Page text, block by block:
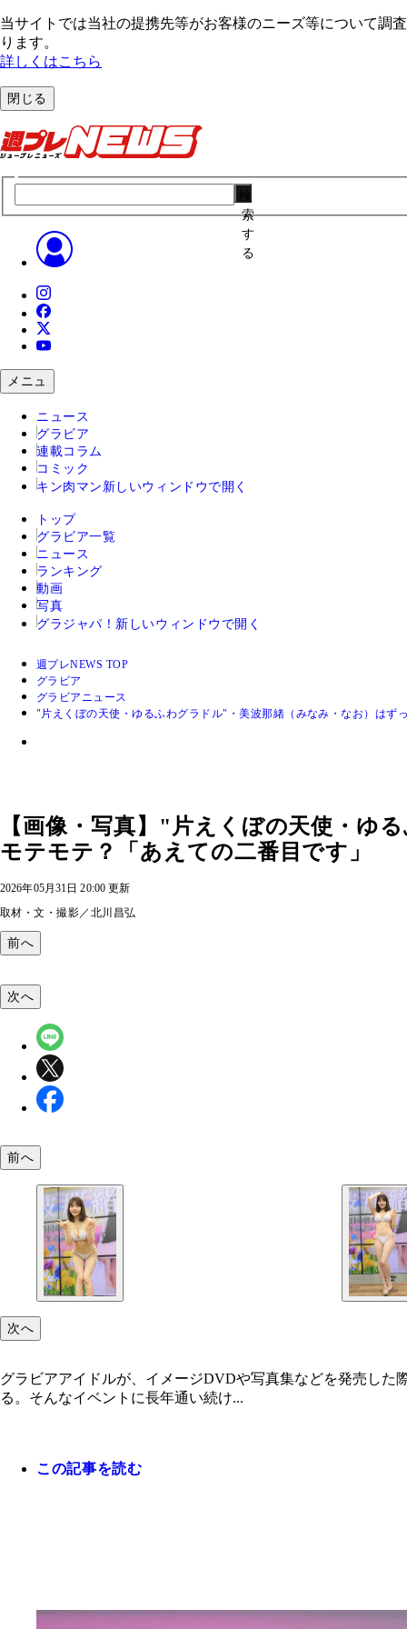
当サイトでは当社の提携先等がお客様のニーズ等について調
ります。
詳しくはこちら
閉じる
索
す
る
メニュ
ニュース
グラビア
連載コラム
コミック
キン肉マン 新しいウィンドウで開く
トップ
グラビア一覧
ニュース
ランキング
動画
写真
グラジャパ！ 新しいウィンドウで開く
週プレNEWS TOP
グラビア
グラビアニュース
"片えくぼの天使・ゆるふわグラドル"・美波那緒（みなみ・なお）はず
【画像・写真】"片えくぼの天使・ゆ
モテモテ？「あえての二番目です」
2026年05月31日 20:00 更新
取材・文・撮影／北川昌弘
前へ
次へ
前へ
次へ
グラビアアイドルが、イメージDVDや写真集などを発売し
る。そんなイベントに長年通い続け...
この記事を読む